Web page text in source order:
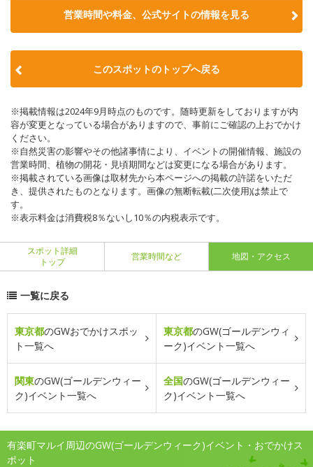
営業時間や料金、公式サイトの情報を見る
このスポットのトップへ戻る
※掲載情報は2024年9月時点のものです。随時更新をしておりますが内
容が変更となっている場合がありますので、事前にご確認の上おでかけ
ください。
※自然災害の影響やその他諸事情により、イベントの開催情報、施設の
営業時間、植物の開花・見頃期間などは変更になる場合があります。
※掲載されている画像は取材先から本ページへの掲載の許諾をいただ
き、提供されたものとなります。画像の無断転載(二次使用)は禁止で
す。
※表示料金は消費税8％ないし10％の内税表示です。
スポット詳細
トップ
営業時間など 地図・アクセス
一覧に戻る
東京都のGWおでかけスポッ
ト一覧へ
東京都のGW(ゴールデンウィ
ーク)イベント一覧へ
関東のGW(ゴールデンウィー
ク)イベント一覧へ
全国のGW(ゴールデンウィー
ク)イベント一覧へ
有楽町マルイ周辺のGW(ゴールデンウィーク)イベント・おでかけス
ポット